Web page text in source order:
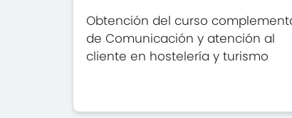
Obtención del curso
de Comunicación y atención al
cliente en hostelería y turismo